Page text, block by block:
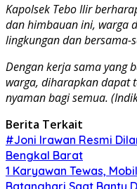
Kapolsek Tebo Ilir
dan himbauan ini, warga
lingkungan dan bersama-
Dengan kerja sama yang
warga, diharapkan dapat
nyaman bagi semua.
Berita Terkait
#Joni Irawan Resmi
Bengkal Barat
1 Karyawan Tewas,
Batanghari Saat Bantu